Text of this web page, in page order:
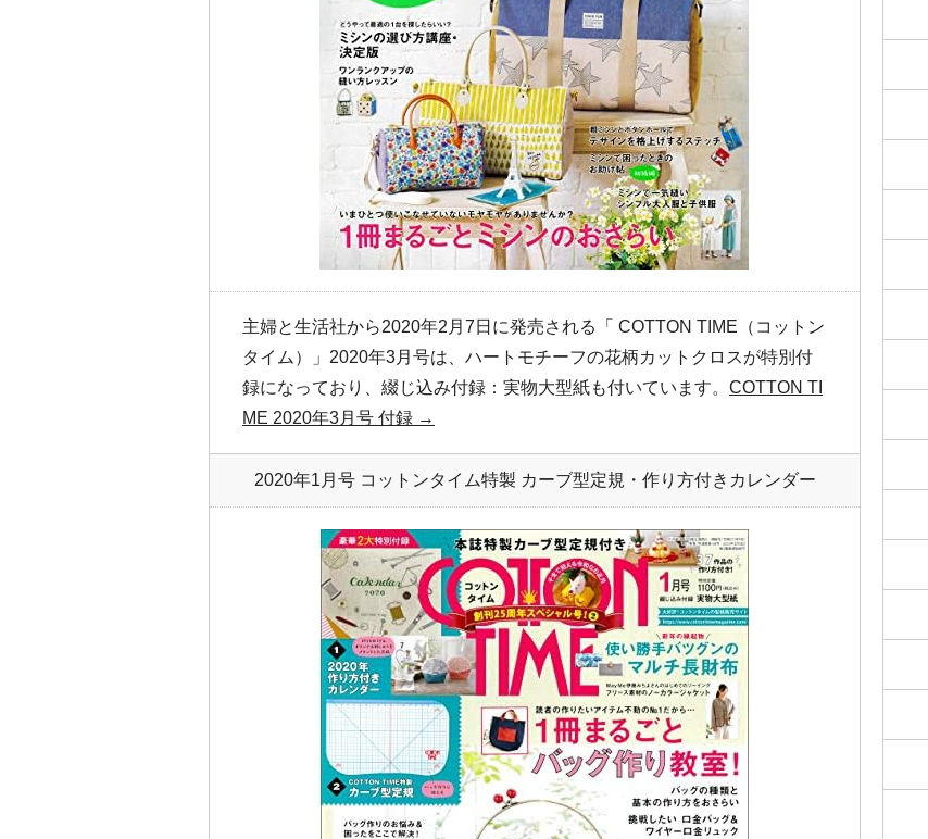
主婦と生活社から2020年2月7日に発売される「 COTTON TIME（コットン
タイム）」2020年3月号は、ハートモチーフの花柄カットクロスが特別付
録になっており、綴じ込み付録：実物大型紙も付いています。 COTTON TI
ME 2020年3月号 付録 →
2020年1月号 コットンタイム特製 カーブ型定規・作り方付きカレンダー